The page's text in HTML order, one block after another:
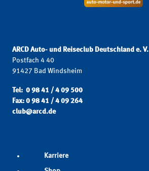
ARCD Auto- und Reiseclub Deutschland e. V.
Postfach 4 40
91427 Bad Windsheim
Tel: 0 98 41 / 4 09 500
Fax: 0 98 41 / 4 09 264
club@arcd.de
Karriere